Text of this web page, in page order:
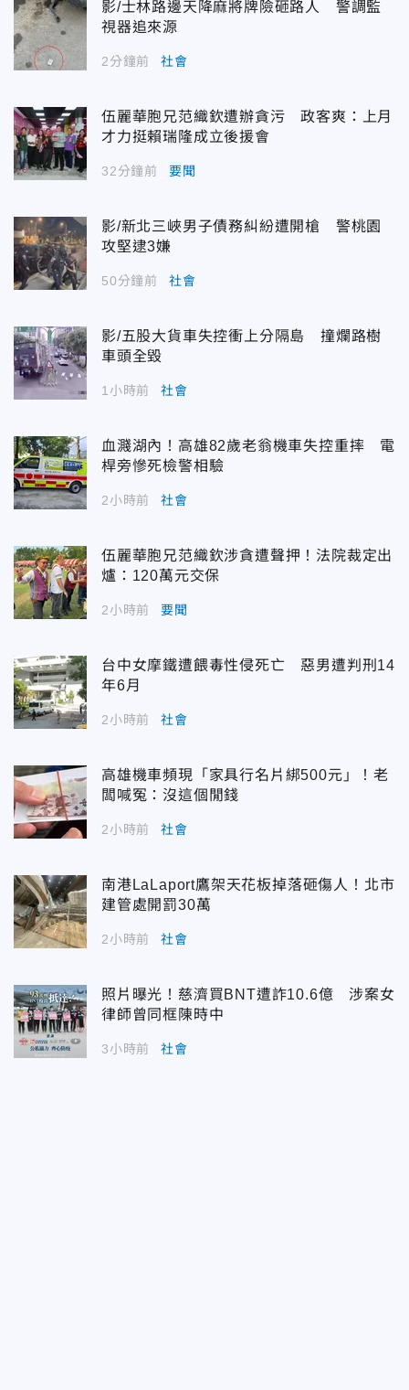
影/士林路邊天降麻將牌險砸路人 警調監
視器追來源
2分鐘前 社會
伍麗華胞兄范織欽遭辦貪污 政客爽：上月
才力挺賴瑞隆成立後援會
32分鐘前 要聞
影/新北三峽男子債務糾紛遭開槍 警桃園
攻堅逮3嫌
50分鐘前 社會
影/五股大貨車失控衝上分隔島 撞爛路樹
車頭全毀
1小時前 社會
血濺湖內！高雄82歲老翁機車失控重摔 電
桿旁慘死檢警相驗
2小時前 社會
伍麗華胞兄范織欽涉貪遭聲押！法院裁定出
爐：120萬元交保
2小時前 要聞
台中女摩鐵遭餵毒性侵死亡 惡男遭判刑14
年6月
2小時前 社會
高雄機車頻現「家具行名片綁500元」！老
闆喊冤：沒這個閒錢
2小時前 社會
南港LaLaport鷹架天花板掉落砸傷人！北市
建管處開罰30萬
2小時前 社會
照片曝光！慈濟買BNT遭詐10.6億 涉案女
律師曾同框陳時中
3小時前 社會